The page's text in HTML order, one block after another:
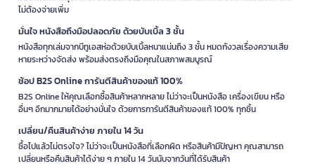
ไม่ต้องจ่ายเพิ่ม
มั่นใจ หนังสือถึงมือปลอดภัย ด้วยบับเบิ้ล 3 ชั้น
หนังสือทุกเล่มจากบีทูเอสห่อด้วยบับเบิ้ลหนาแน่นถึง 3 ชั้น หมดกังวลเรื่องความเสีย
หายระหว่างจัดส่ง พร้อมส่งตรงถึงมือคุณในสภาพสมบูรณ์
ช้อป B2S Online การันตีสินค้าของแท้ 100%
B2S Online ให้คุณเลือกซื้อสินค้าหลากหลาย ไม่ว่าจะเป็นหนังสือ เครื่องเขียน หรือ
อื่นๆ อีกมากมายได้อย่างมั่นใจ ด้วยการการันตีสินค้าของแท้ 100% ทุกชิ้น
เปลี่ยน/คืนสินค้าง่าย ภายใน 14 วัน
ซื้อไปแล้วไม่ตรงใจ? ไม่ว่าจะเป็นหนังสือที่เลือกผิด หรือสินค้ามีปัญหา คุณสามารถ
เปลี่ยนหรือคืนสินค้าได้ง่าย ๆ ภายใน 14 วันนับจากวันที่ได้รับสินค้า